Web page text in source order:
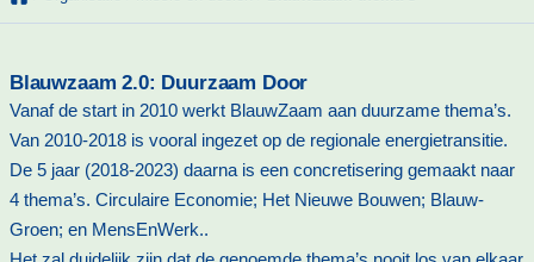
to
Blauwzaam 2.0: Duurzaam Door
Vanaf de start in 2010 werkt BlauwZaam aan duurzame thema’s.
Van 2010-2018 is vooral ingezet op de regionale energietransitie.
De 5 jaar (2018-2023) daarna is een concretisering gemaakt naar
4 thema’s. Circulaire Economie; Het Nieuwe Bouwen; Blauw-
Groen; en MensEnWerk..